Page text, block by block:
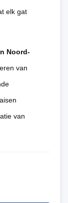
elk gat
Noord-
van
van